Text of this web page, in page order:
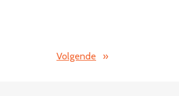
Volgende »